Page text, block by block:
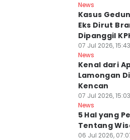
News
Kasus
Eks Dirut
Dipanggil
07 Jul 2026,
News
Kenal dari
Lamongan
Kencan
07 Jul 2026,
News
5 Hal yang
Tentang
06 Jul 2026,